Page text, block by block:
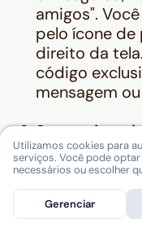
amigos".
pelo ícone
direito da
código
mensagem
Seu amigo
código:A
precisa usar
da abertura
benefícios
Utilizamos cookies para
serviços. Você pode
necessários ou escolher
Gerenciar